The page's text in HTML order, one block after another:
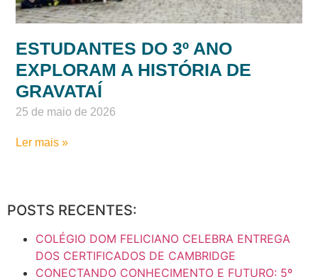
ESTUDANTES DO 3º ANO
EXPLORAM A HISTÓRIA DE
GRAVATAÍ
25 de maio de 2026
Ler mais »
POSTS RECENTES:
COLÉGIO DOM FELICIANO CELEBRA ENTREGA
DOS CERTIFICADOS DE CAMBRIDGE
CONECTANDO CONHECIMENTO E FUTURO: 5º